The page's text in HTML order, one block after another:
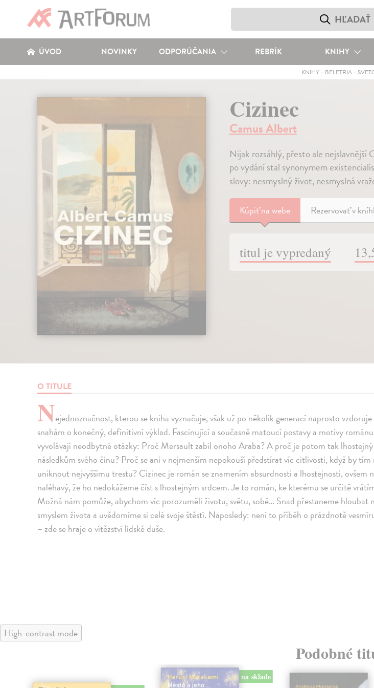
ÚVOD NOVINKY ODPORÚČANIA REBRÍK KNIHY
KNIHY - BELETRIA -
Cizinec
Camus Albert
Nijak rozsáhlý, přesto ale nejslavnější
po vydání stal synonymem
slovy: nesmyslný život, nesmyslná
Kúpiťna webe Rezervovať v
titul je vypredaný
O TITULE
Nejednoznačnost, kterou se kniha vyznačuje, však už po několik generací naprosto vzdoruje
snahám o konečný, definitivní výklad. Fascinující a současně matoucí postavy a motivy románu
vyvolávají neodbytné otázky: Proč Mersault zabil onoho Araba? A proč je potom tak
následkům svého činu? Proč se ani v nejmenším nepokouší předstírat víc citlivosti, když by
uniknout nejvyššímu trestu? Cizinec je román se znamením absurdnosti a lhostejnosti, ovšem
naléhavý, že ho nedokážeme číst s lhostejným srdcem. Je to román, ke kterému se určitě
Možná nám pomůže, abychom víc porozuměli životu, světu, sobě… Snad přestaneme hloubat
smyslem života a uvědomíme si celé svoje štěstí. Naposledy: není to příběh o prázdnotě
– zde se hraje o vítězství lidské duše.
High-contrast mode
Podobné
na sklade